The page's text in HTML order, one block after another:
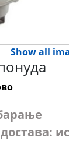
Show all